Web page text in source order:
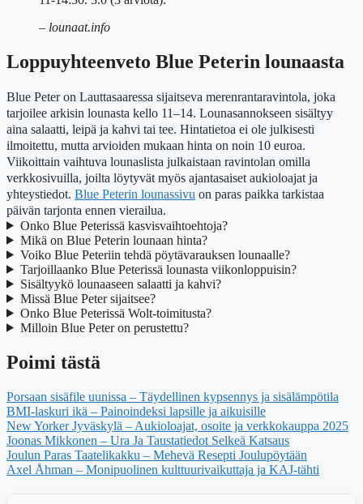
– lounaat.info
Loppuyhteenveto Blue Peterin lounaasta
Blue Peter on Lauttasaaressa sijaitseva merenrantaravintola, joka
tarjoilee arkisin lounasta kello 11–14. Lounasannokseen sisältyy
aina salaatti, leipä ja kahvi tai tee. Hintatietoa ei ole julkisesti
ilmoitettu, mutta arvioiden mukaan hinta on noin 10 euroa.
Viikoittain vaihtuva lounaslista julkaistaan ravintolan omilla
verkkosivuilla, joilta löytyvät myös ajantasaiset aukioloajat ja
yhteystiedot. Blue Peterin lounassivu on paras paikka tarkistaa
päivän tarjonta ennen vierailua.
Onko Blue Peterissä kasvisvaihtoehtoja?
Mikä on Blue Peterin lounaan hinta?
Voiko Blue Peteriin tehdä pöytävarauksen lounaalle?
Tarjoillaanko Blue Peterissä lounasta viikonloppuisin?
Sisältyykö lounaaseen salaatti ja kahvi?
Missä Blue Peter sijaitsee?
Onko Blue Peterissä Wolt-toimitusta?
Milloin Blue Peter on perustettu?
Poimi tästä
Porsaan sisäfile uunissa – Täydellinen kypsennys ja sisälämpötila
BMI-laskuri ikä – Painoindeksi lapsille ja aikuisille
New Yorker Jyväskylä – Aukioloajat, osoite ja verkkokauppa 2025
Joonas Mikkonen – Ura Ja Taustatiedot Selkeä Katsaus
Joulun Paras Taatelikakku – Mehevä Resepti Joulupöytään
Axel Åhman – Monipuolinen kulttuurivaikuttaja ja KAJ-tähti